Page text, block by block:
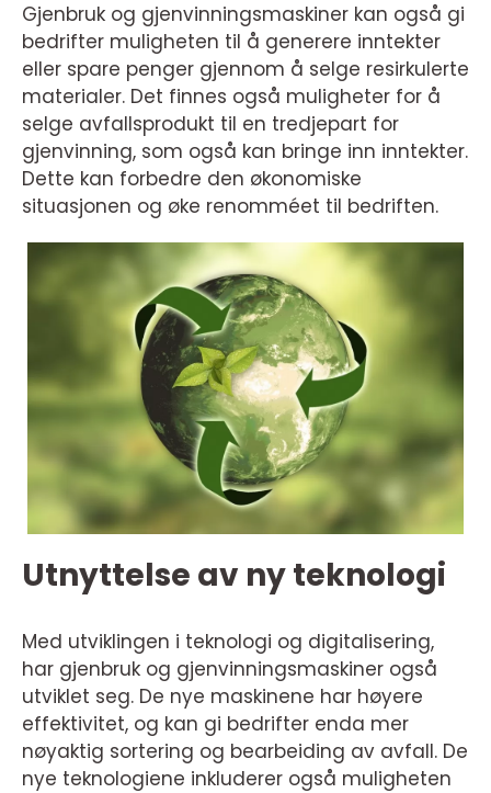
Gjenbruk og gjenvinningsmaskiner kan også gi
bedrifter muligheten til å generere inntekter
eller spare penger gjennom å selge resirkulerte
materialer. Det finnes også muligheter for å
selge avfallsprodukt til en tredjepart for
gjenvinning, som også kan bringe inn inntekter.
Dette kan forbedre den økonomiske
situasjonen og øke renomméet til bedriften.
Utnyttelse av ny teknologi
Med utviklingen i teknologi og digitalisering,
har gjenbruk og gjenvinningsmaskiner også
utviklet seg. De nye maskinene har høyere
effektivitet, og kan gi bedrifter enda mer
nøyaktig sortering og bearbeiding av avfall. De
nye teknologiene inkluderer også muligheten